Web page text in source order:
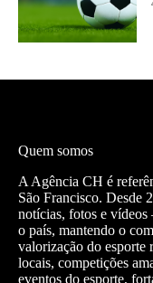
Quem somos
A Agência CH é
São Francisco. Desde
notícias, fotos e
o país, mantendo o
valorização do esporte
locais, competições
eventos do esporte,